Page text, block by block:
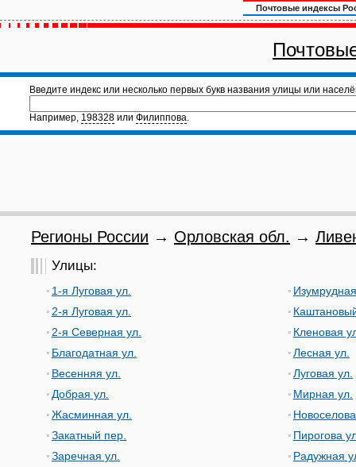
Почтовые индексы
Введите индекс или несколько первых букв названия улицы или
Например, 198328 или Филиппова.
Регионы России → Орловская обл. →
Улицы:
1-я Луговая ул.
2-я Луговая ул.
2-я Северная ул.
Благодатная ул.
Весенняя ул.
Добрая ул.
Жасминная ул.
Закатный пер.
Заречная ул.
Кленовая
Лесная ул.
Луговая ул.
Мирная ул.
Пирогова
Радужная